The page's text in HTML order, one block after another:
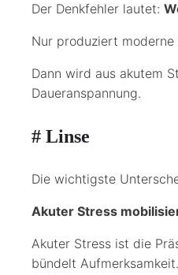
Der Denkfehler lautet:
Nur produziert
Dann wird aus akutem
Daueranspannung.
# Linse
Die wichtigste
Akuter Stress
Akuter Stress ist die
bündelt Aufmerksamkeit.